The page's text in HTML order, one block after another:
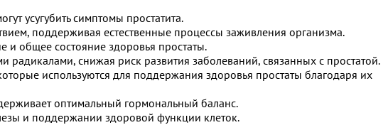
усугубить симптомы простатита.
поддерживая естественные процессы заживления организма.
и общее состояние здоровья простаты.
снижая риск развития заболеваний, связанных с простатой.
используются для поддержания здоровья простаты благодаря их
оптимальный гормональный баланс.
и поддержании здоровой функции клеток.